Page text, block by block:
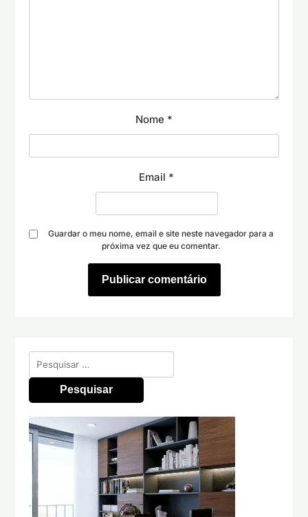
Nome *
Email *
Guardar o meu nome, email e site neste navegador para a
próxima vez que eu comentar.
Pesquisar
por: